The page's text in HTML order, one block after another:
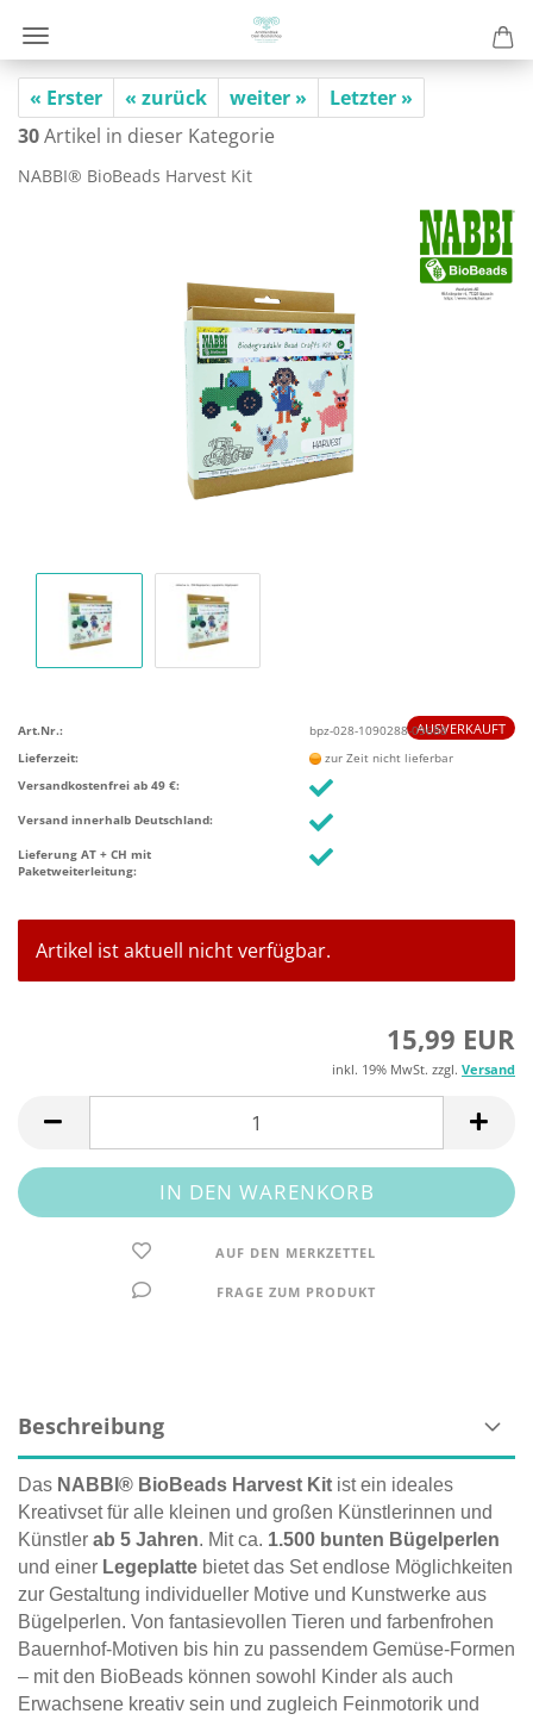
« Erster « zurück weiter »
Letzter »
30Artikel in dieser Kategorie
NABBI® Bio­Beads Har­vest Kit
AUSVERKAUFT
Art.Nr.:
bpz-028-1090288-09688
Lieferzeit:
zur Zeit nicht lieferbar
Versandkostenfrei ab 49 €:
Versand innerhalb Deutschland:
Lieferung AT + CH mit
Paketweiterleitung:
Artikel ist aktuell nicht verfügbar.
15,99 EUR
inkl. 19% MwSt. zzgl. Versand
AUF DEN MERKZETTEL
FRAGE ZUM PRODUKT
Beschreibung
Das NABBI® BioBeads Harvest Kit ist ein ideales
Kreativset für alle kleinen und großen Künstlerinnen und
Künstler ab 5 Jahren. Mit ca. 1.500 bunten Bügelperlen
und einer Legeplatte bietet das Set endlose Möglichkeiten
zur Gestaltung individueller Motive und Kunstwerke aus
Bügelperlen. Von fantasievollen Tieren und farbenfrohen
Bauernhof-Motiven bis hin zu passendem Gemüse-Formen
– mit den BioBeads können sowohl Kinder als auch
Erwachsene kreativ sein und zugleich Feinmotorik und